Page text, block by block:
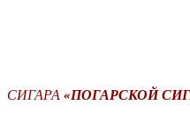
СИГАРА «ПОГАРСКОЙ